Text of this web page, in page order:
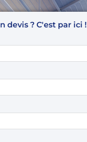
devis ? C'est par ici !